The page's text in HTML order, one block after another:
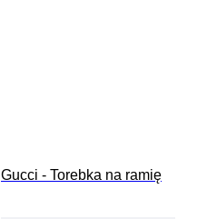
Gucci - Torebka na ramię